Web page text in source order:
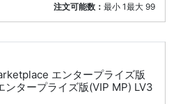
注文可能数： 最小 1最大 99
エンタープライズ版
タープライズ版(VIP MP) LV3